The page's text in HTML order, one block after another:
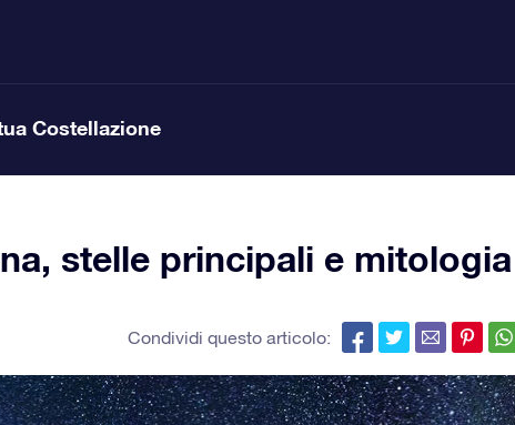
Costellazione
stelle principali e mitologia
Condividi questo articolo: